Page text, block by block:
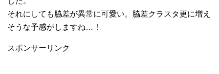
それにしても脇差が異常に可愛い。脇差クラスタ更に増え
そうな予感がしますね…！